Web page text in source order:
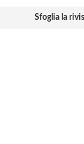
Sfoglia la